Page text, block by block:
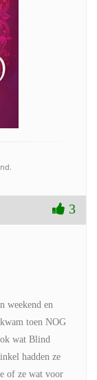
3
weekend en
toen NOG
wat Blind
hadden ze
of ze wat voor